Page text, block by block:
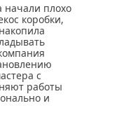
начали плохо
коробки,
с
работы
и